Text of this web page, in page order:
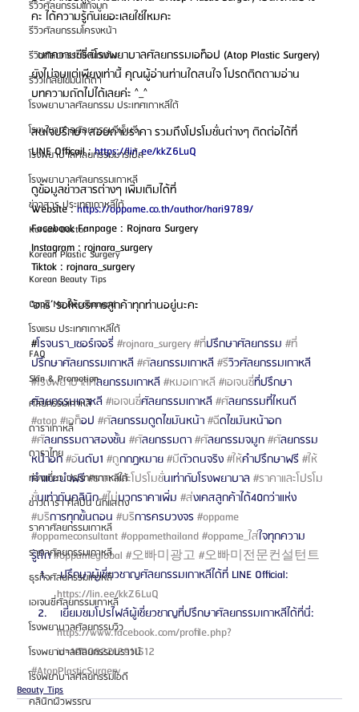
รีวิวศัลยกรรมแก้จมูก
รีวิวศัลยกรรมโครงหน้า
รีวิวศัลยกรรมโหนกแก้ม
รีวิวเกลี่ยไขมันใต้ตา
โรงพยาบาลศัลยกรรม ประเทศเกาหลีใต้
โรงพยาบาลศัลยกรรมจีเอ็นจี
โรงพยาบาลศัลยกรรมมาร์เบิ้ล
โรงพยาบาลศัลยกรรมเกาหลี
ข่าวสาร ประเทศเกาหลีใต้
Korean Doctor
Korean Plastic Surgery
Korean Beauty Tips
Oppa Me Recommend
โรงแรม ประเทศเกาหลีใต้
FAQ
Skin & Promotion
ศัลยกรรมเกาหลี
ดาราเกาหลี
ดาราไทย
ท่องเที่ยว ประเทศเกาหลีใต้
ข่าวดารา ศิลปิน นักแสดง
ราคาศัลยกรรมเกาหลี
ราคาศัลยกรรมเกาหลี
ธุรกิจศัลยกรรมเกาหลี
เอเจนซี่ศัลยกรรมเกาหลี
โรงพยาบาลศัลยกรรมวิว
โรงพยาบาลศัลยกรรมบราวน์
โรงพยาบาลศัลยกรรมไอดี
คลินิกผิวพรรณ
คะ ได้ความรู้กันเยอะเลยใช่ไหมคะ
  บทความซีรี่ส์โรงพยาบาลศัลยกรรมเอท็อป (Atop Plastic Surgery)
ยังไม่จบแต่เพียงเท่านี้ คุณผู้อ่านท่านใดสนใจ โปรดติดตามอ่าน
บทความถัดไปได้เลยค่ะ ^_^
สนใจปรึกษา สอบถามราคา รวมถึงโปรโมชั่นต่างๆ ติดต่อได้ที่
LINE Officail : https://lin.ee/kkZ6LuQ
ดูข้อมูลข่าวสารต่างๆ เพิ่มเติมได้ที่
Website : https://oppame.co.th/author/hari9789/
Facebook Fanpage : Rojnara Surgery
Instagram : rojnara_surgery
Tiktok : rojnara_surgery
‘ฮาริ’ รอให้บริการลูกค้าทุกท่านอยู่นะคะ
#โรจนรา_เซอร์เจอรี่ #rojnara_surgery#ที่ปรึกษาศัลยกรรม #ท
ปรึกษาศัลยกรรมเกาหลี #ศัลยกรรมเกาหลี #รีวิวศัลยกรรมเกาหลี
#โรงพยาบาลศัลยกรรมเกาหลี #หมอเกาหล ี #เอเจนซี่ที่ปรึกษา
ศัลยกรรมเกาหลี #เอเจนซี่ศัลยกรรมเกาหลี #ศัลยกรรมที่ไหนดี
#atop#เอท็อป #ศัลยกรรมดูดไขมันหน้า #ฉีดไขมันหน้าอก
#ศัลยกรรมตาสองชั้น #ศัลยกรรมตา #ศัลยกรรมจมูก #ศัลยกรรม
หน้าอก #อันดับ1 #ถูกกฎหมาย #มีตัวตนจริง #ให้คำปรึกษาฟรี #ให
คำแนะนำฟรี #ราคาและโปรโมชั่นเท่ากับโรงพยาบาล #ราคาและโปรโม
ชั่นเท่ากับคลินิก #ไม่บวกราคาเพิ่ม #ส่งเคสลูกค้าได้40กว่าแห่ง
#บริการทุกขั้นตอน #บริการครบวงจร #oppame
#oppameconsultant#oppamethailand#oppame_ใส่ใจทุกความ
รู้สึก #oppameglobal #오빠미광고 #오빠미전문컨설턴트
ปรึกษาผู้เชี่ยวชาญศัลยกรรมเกาหลีได้ที่ LINE Official:
https://lin.ee/kkZ6LuQ
เยี่ยมชมโปรไฟล์ผู้เชี่ยวชาญที่ปรึกษาศัลยกรรมเกาหลีได้ที่นี่:
https://www.facebook.com/profile.php?
id=100082212911512
#AtopPlasticSurgery
Beauty Tips